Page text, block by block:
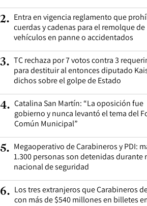
2. Entra en vigencia reglamento que
cuerdas y cadenas para el remolque de
vehículos en panne o accidentados
3. TC rechaza por 7 votos contra 3
para destituir al entonces diputado
dichos sobre el golpe de Estado
4. Catalina San Martín: “La oposición fue
gobierno y nunca levantó el tema del
Común Municipal”
5. Megaoperativo de Carabineros y PDI:
1.300 personas son detenidas durante
nacional de seguridad
6. Los tres extranjeros que Carabineros
con más de $540 millones en billetes